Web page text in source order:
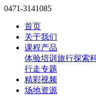
0471-3141085
首页
关于我们
课程产品
体验培训 旅行探索
行走专题
精彩视频
场地资源